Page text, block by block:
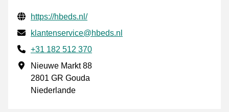
Geprüfte Kontaktinformationen
Website URL
https://hbeds.nl/
E-mail
klantenservice@hbeds.nl
Phone number
+31 182 512 370
Geschäftsadresse
Nieuwe Markt 88
2801 GR Gouda
Niederlande